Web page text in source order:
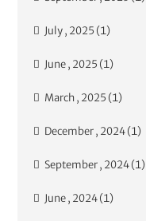
July , 2025 (1)
June , 2025 (1)
March , 2025 (1)
December , 2024 (1)
September , 2024 (1)
June , 2024 (1)